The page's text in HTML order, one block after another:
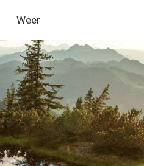
Weer